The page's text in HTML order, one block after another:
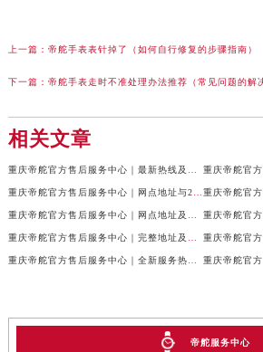
上一篇： 帝舵手表表针掉了（如何自行修复的步骤指南）
下一篇： 帝舵手表走时不准处理办法推荐（常见问题的解
相关文章
重庆帝舵官方售后服务中心｜最新热线及全部网点地址权威信息公示（2026年7月最新）
重庆帝舵官方售后服务中心｜网点地址与24小时客服电话权威信息公示（2026年7月最新）
重庆帝舵官方售后服务中心｜网点地址及售后服务热线权威信息公示（2026年7月最新）
重庆帝舵官方售后服务中心｜完整地址及售后服务热线权威信息公示（2026年7月最新）
重庆帝舵官方售后服务中心｜全新服务热线及完整地址权威信息公示（2026年7月最新）
帝舵服务中心